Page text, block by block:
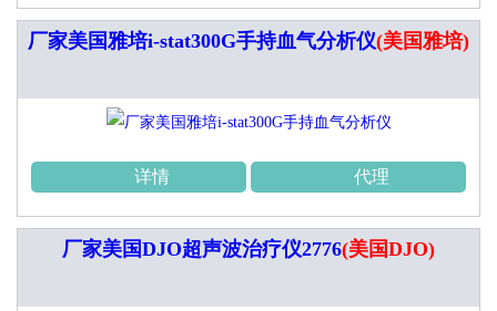
厂家美国雅培i-stat300G手持血气分析仪(美国雅培)
详情 代理
厂家美国DJO超声波治疗仪2776(美国DJO)